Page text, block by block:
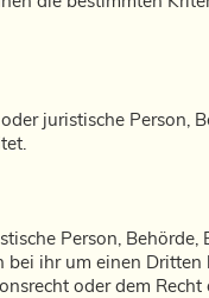
juristische Person,
Person,
ihr um einen
oder dem